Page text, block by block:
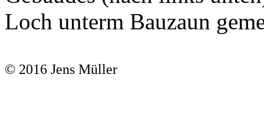
Loch unterm Bauzaun
© 2016 Jens Müller